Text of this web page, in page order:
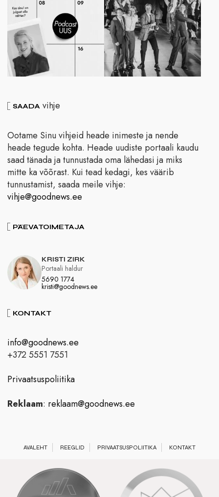
SAADA vihje
Ootame Sinu vihjeid heade inimeste ja nende
heade tegude kohta. Heade uudiste portaali kaudu
saad tänada ja tunnustada oma lähedasi ja miks
mitte ka võõrast. Kui tead kedagi, kes väärib
tunnustamist, saada meile vihje:
vihje@goodnews.ee
PÄEVATOIMETAJA
KRISTI ZIRK
5690 1774
kristi@goodnews.ee
Portaali haldur
KONTAKT
info@goodnews.ee
+372 5551 7551
Privaatsuspoliitika
Reklaam: reklaam@goodnews.ee
AVALEHT REEGLID PRIVAATSUSPOLIITIKA KONTAKT